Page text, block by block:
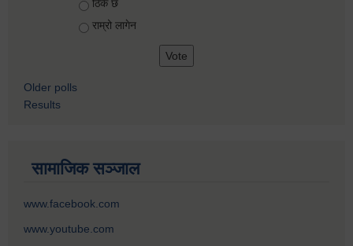
ठिकै छ
राम्रो लागेन
Older polls
Results
सामाजिक सञ्जाल
www.facebook.com
www.youtube.com